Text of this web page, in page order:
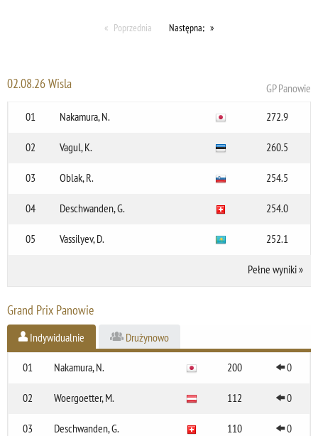
Poprzednia Następna;
02.08.26 Wisla
GP Panowie
01
Nakamura, N. 272.9
02 Vagul, K. 260.5
03 Oblak, R. 254.5
04 Deschwanden, G. 254.0
05 Vassilyev, D. 252.1
Pełne wyniki»
Grand Prix Panowie
Indywidualnie Drużynowo
01 Nakamura, N. 200 0
02 Woergoetter, M. 112 0
03 Deschwanden, G. 110 0